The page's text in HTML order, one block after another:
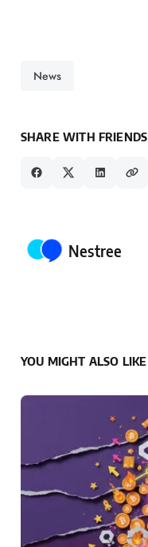
News
SHARE WITH FRIENDS
Posted by
Nestree
YOU MIGHT ALSO LIKE